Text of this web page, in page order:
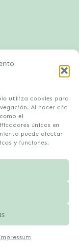
utiliza cookies para
Al hacer clic
el
únicos en
puede afectar
y funciones.